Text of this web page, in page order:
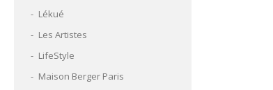
Lékué
Les Artistes
LifeStyle
Maison Berger Paris